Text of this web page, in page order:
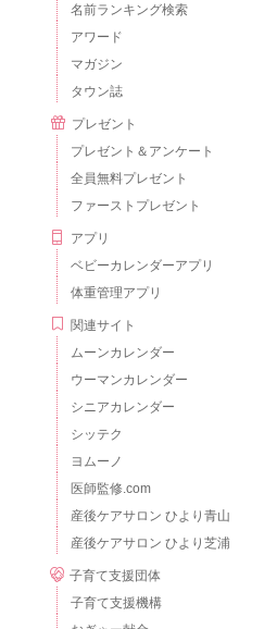
名前ランキング検索
アワード
マガジン
タウン誌
プレゼント
プレゼント＆アンケート
全員無料プレゼント
ファーストプレゼント
アプリ
ベビーカレンダーアプリ
体重管理アプリ
関連サイト
ムーンカレンダー
ウーマンカレンダー
シニアカレンダー
シッテク
ヨムーノ
医師監修.com
産後ケアサロン ひより青山
産後ケアサロン ひより芝浦
子育て支援団体
子育て支援機構